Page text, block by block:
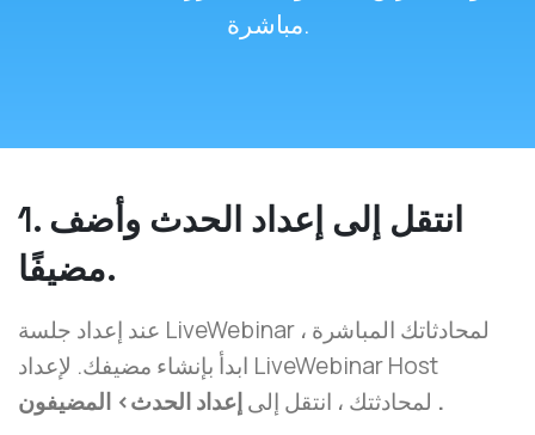
مباشرة.
1. انتقل إلى إعداد الحدث وأضف
مضيفًا.
عند إعداد جلسة LiveWebinar لمحادثاتك المباشرة ،
ابدأ بإنشاء مضيفك. لإعداد LiveWebinar Host
لمحادثتك ، انتقل إلى .